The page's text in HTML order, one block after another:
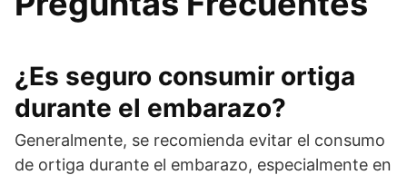
¿Es seguro consumir ortiga
durante el embarazo?
Generalmente, se recomienda evitar el consumo
de ortiga durante el embarazo, especialmente en